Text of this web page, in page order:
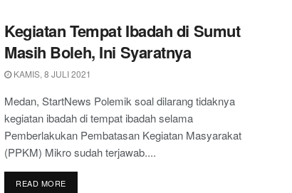
Kegiatan Tempat Ibadah di Sumut
Masih Boleh, Ini Syaratnya
KAMIS, 8 JULI 2021
Medan, StartNews Polemik soal dilarang tidaknya
kegiatan ibadah di tempat ibadah selama
Pemberlakukan Pembatasan Kegiatan Masyarakat
(PPKM) Mikro sudah terjawab....
READ MOREDETAILS